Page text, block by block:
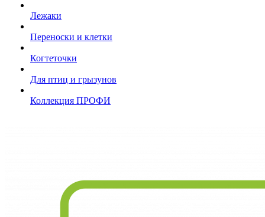
Лежаки
Переноски и клетки
Когтеточки
Для птиц и грызунов
Коллекция ПРОФИ